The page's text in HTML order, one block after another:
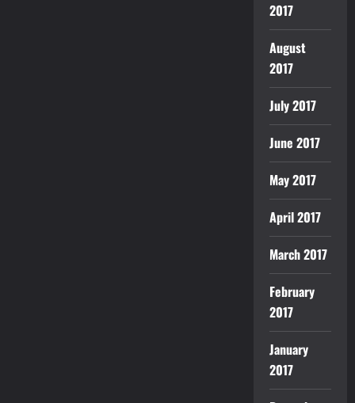
2017
August
2017
July 2017
June 2017
May 2017
April 2017
March 2017
February
2017
January
2017